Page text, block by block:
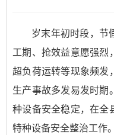
岁末年初时段，节
工期、抢效益意愿强烈
超负荷运转等现象频发
生产事故多发易发时期
种设备安全稳定，在全
特种设备安全整治工作。